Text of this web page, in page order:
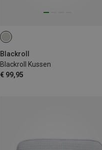
Blackroll
Blackroll Kussen
€ 99,95